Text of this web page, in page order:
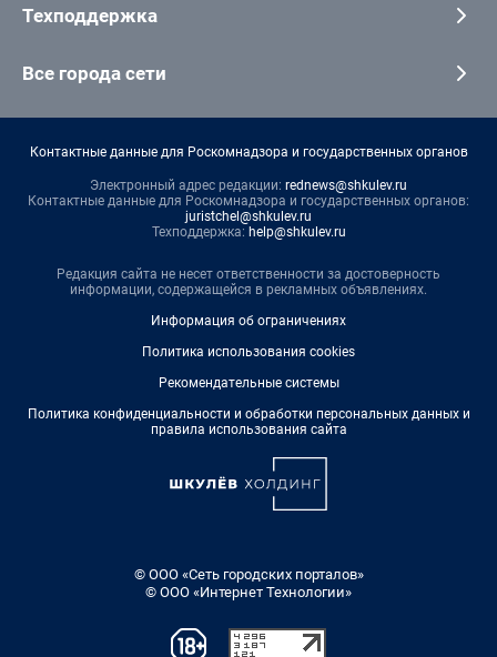
Техподдержка
Все города сети
Контактные данные для Роскомнадзора и государственных органов
Электронный адрес редакции: rednews@shkulev.ru
Контактные данные для Роскомнадзора и государственных органов:
juristchel@shkulev.ru
Техподдержка: help@shkulev.ru
Редакция сайта не несет ответственности за достоверность
информации, содержащейся в рекламных объявлениях.
Информация об ограничениях
Политика использования cookies
Рекомендательные системы
Политика конфиденциальности и обработки персональных данных и
правила использования сайта
© ООО «Сеть городских порталов»
© ООО «Интернет Технологии»